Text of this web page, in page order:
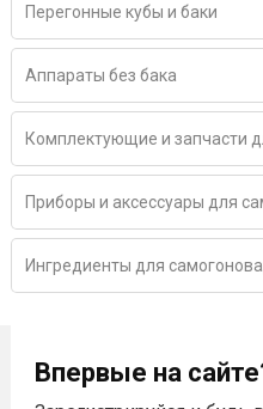
Перегонные кубы и баки
Аппараты без бака
Комплектующие и запчасти
Приборы и аксессуары для
Ингредиенты для
Впервые на